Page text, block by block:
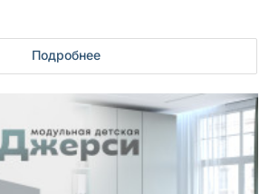
Подробнее